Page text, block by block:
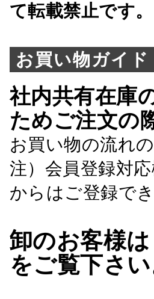
て転載禁止です。
お買い物
社内共有在庫
ためご注文の
お買い物の流れ
注）会員登録対
からはご登録でき
卸のお客様
をご覧下さい